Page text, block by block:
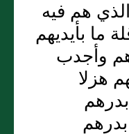
هم فيه
ما بأيديهم
وأجدب
هزلا